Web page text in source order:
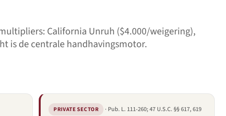
California Unruh ($4.000/weigering),
is de centrale handhavingsmotor.
PRIVATE SECTOR · Pub. L. 111-260; 47 U.S.C. §§ 617, 619